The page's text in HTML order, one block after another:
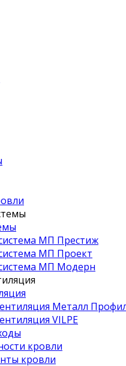
МП Престиж
МП Проект
МП Модерн
Металл
VILPE
кровли
кровли